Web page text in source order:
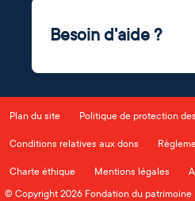
Besoin d'aide ?
Plan du site Politique de protection
Conditions relatives aux dons
Charte éthique Mentions légales
© Copyright 2026 Fondation du patrimoine